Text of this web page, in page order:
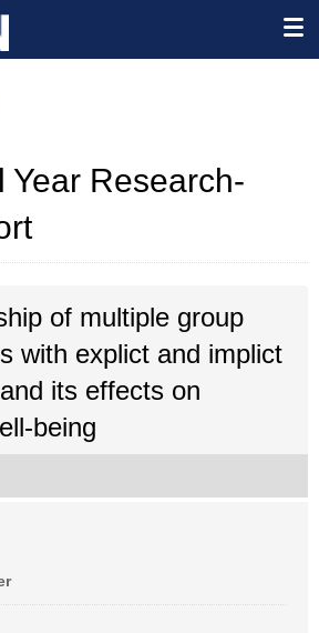
Year Research-
of multiple group
with explict and implict
its effects on
being